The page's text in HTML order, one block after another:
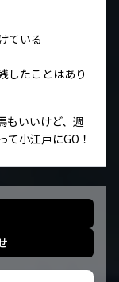
ている
したことはあり
もいいけど、週
小江戸にGO！